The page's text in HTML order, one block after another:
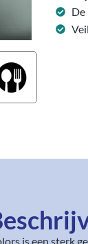
is een sterk